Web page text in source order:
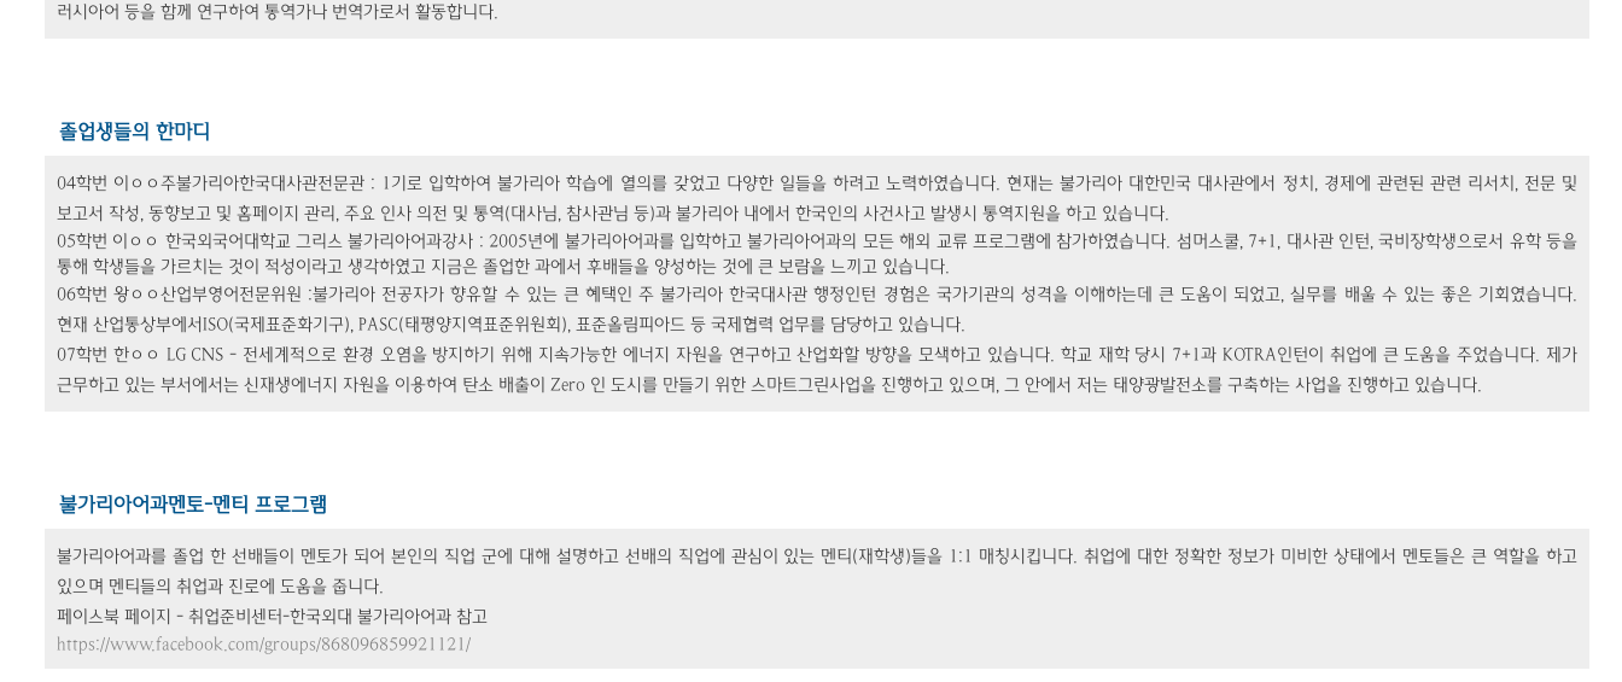
러시아어 등을 함께 연구하여 통역가나 번역가로서 활동합니다.
졸업생들의 한마디
04학번 이ㅇㅇ주불가리아한국대사관전문관: 1기로 입학하여 불가리아 학습에 열의를 갖었고 다양한 일들을 하려고 노력하였습니다. 현재는 불가리아 대한민국 대사관에서 정치, 경제에 관련된 관련 리서치, 전문 및
보고서 작성, 동향보고 및 홈페이지 관리, 주요 인사 의전 및 통역(대사님, 참사관님 등)과 불가리아 내에서 한국인의 사건사고 발생시 통역지원을 하고 있습니다.
05학번 이ㅇㅇ 한국외국어대학교 그리스 불가리아어과강사 : 2005년에 불가리아어과를 입학하고 불가리아어과의 모든 해외 교류 프로그램에 참가하였습니다. 섬머스쿨, 7+1, 대사관 인턴, 국비장학생으로서 유학 등을
통해 학생들을 가르치는 것이 적성이라고 생각하였고 지금은 졸업한 과에서 후배들을 양성하는 것에 큰 보람을 느끼고 있습니다.
06학번 왕ㅇㅇ산업부영어전문위원 :불가리아 전공자가 향유할 수 있는 큰 혜택인 주 불가리아 한국대사관 행정인턴 경험은 국가기관의 성격을 이해하는데 큰 도움이 되었고, 실무를 배울 수 있는 좋은 기회였습니다.
현재 산업통상부에서ISO(국제표준화기구), PASC(태평양지역표준위원회), 표준올림피아드 등 국제협력 업무를 담당하고 있습니다.
07학번 한ㅇㅇ LG CNS- 전세계적으로 환경 오염을 방지하기 위해 지속가능한 에너지 자원을 연구하고 산업화할 방향을 모색하고 있습니다. 학교 재학 당시 7+1과 KOTRA인턴이 취업에 큰 도움을 주었습니다. 제가
근무하고 있는 부서에서는 신재생에너지 자원을 이용하여 탄소 배출이 Zero 인 도시를 만들기 위한 스마트그린사업을 진행하고 있으며, 그 안에서 저는 태양광발전소를 구축하는 사업을 진행하고 있습니다.
불가리아어과멘토-멘티 프로그램
불가리아어과를 졸업 한 선배들이 멘토가 되어 본인의 직업 군에 대해 설명하고 선배의 직업에 관심이 있는 멘티(재학생)들을 1:1 매칭시킵니다. 취업에 대한 정확한 정보가 미비한 상태에서 멘토들은 큰 역할을 하고
있으며 멘티들의 취업과 진로에 도움을 줍니다.
페이스북 페이지 - 취업준비센터-한국외대 불가리아어과 참고
https://www.facebook.com/groups/868096859921121/